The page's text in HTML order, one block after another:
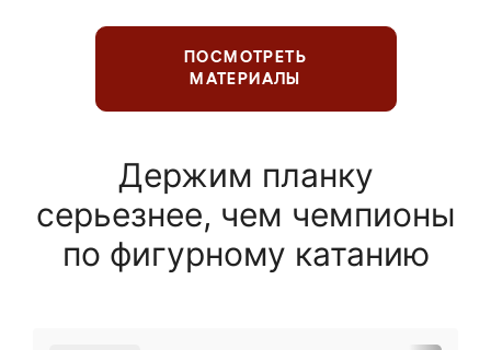
ПОСМОТРЕТЬ
МАТЕРИАЛЫ
Держим планку
серьезнее, чем чемпионы
по фигурному катанию